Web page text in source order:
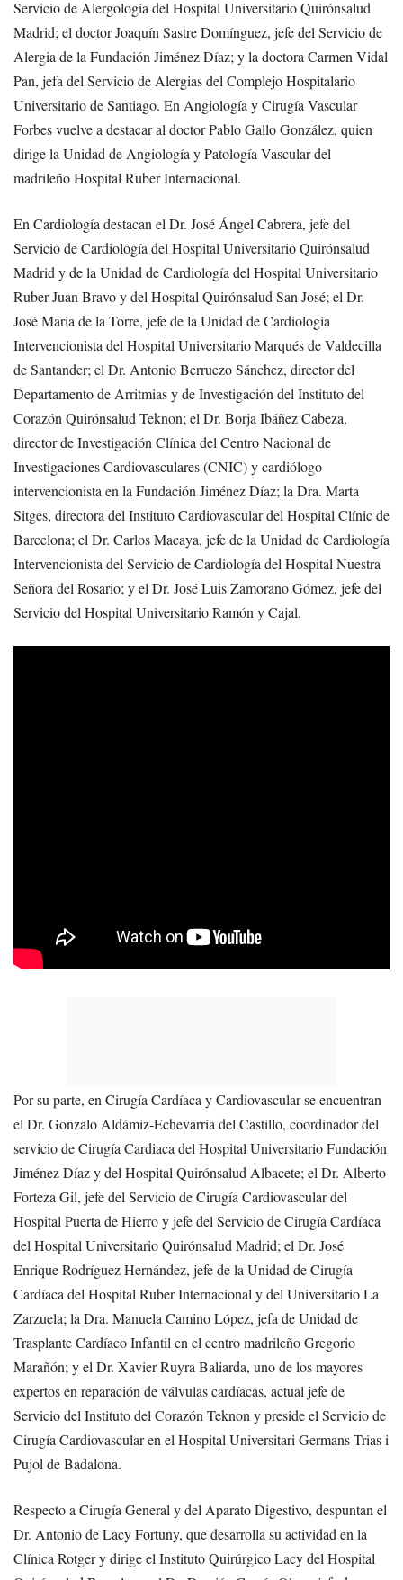
Servicio de Alergología del Hospital Universitario Quirónsalud
Madrid; el doctor Joaquín Sastre Domínguez, jefe del Servicio de
Alergia de la Fundación Jiménez Díaz; y la doctora Carmen Vidal
Pan, jefa del Servicio de Alergias del Complejo Hospitalario
Universitario de Santiago. En Angiología y Cirugía Vascular
Forbes vuelve a destacar al doctor Pablo Gallo González, quien
dirige la Unidad de Angiología y Patología Vascular del
madrileño Hospital Ruber Internacional.
En Cardiología destacan el Dr. José Ángel Cabrera, jefe del
Servicio de Cardiología del Hospital Universitario Quirónsalud
Madrid y de la Unidad de Cardiología del Hospital Universitario
Ruber Juan Bravo y del Hospital Quirónsalud San José; el Dr.
José María de la Torre, jefe de la Unidad de Cardiología
Intervencionista del Hospital Universitario Marqués de Valdecilla
de Santander; el Dr. Antonio Berruezo Sánchez, director del
Departamento de Arritmias y de Investigación del Instituto del
Corazón Quirónsalud Teknon; el Dr. Borja Ibáñez Cabeza,
director de Investigación Clínica del Centro Nacional de
Investigaciones Cardiovasculares (CNIC) y cardiólogo
intervencionista en la Fundación Jiménez Díaz; la Dra. Marta
Sitges, directora del Instituto Cardiovascular del Hospital Clínic de
Barcelona; el Dr. Carlos Macaya, jefe de la Unidad de Cardiología
Intervencionista del Servicio de Cardiología del Hospital Nuestra
Señora del Rosario; y el Dr. José Luis Zamorano Gómez, jefe del
Servicio del Hospital Universitario Ramón y Cajal.
Por su parte, en Cirugía Cardíaca y Cardiovascular se encuentran
el Dr. Gonzalo Aldámiz-Echevarría del Castillo, coordinador del
servicio de Cirugía Cardiaca del Hospital Universitario Fundación
Jiménez Díaz y del Hospital Quirónsalud Albacete; el Dr. Alberto
Forteza Gil, jefe del Servicio de Cirugía Cardiovascular del
Hospital Puerta de Hierro y jefe del Servicio de Cirugía Cardíaca
del Hospital Universitario Quirónsalud Madrid; el Dr. José
Enrique Rodríguez Hernández, jefe de la Unidad de Cirugía
Cardíaca del Hospital Ruber Internacional y del Universitario La
Zarzuela; la Dra. Manuela Camino López, jefa de Unidad de
Trasplante Cardíaco Infantil en el centro madrileño Gregorio
Marañón; y el Dr. Xavier Ruyra Baliarda, uno de los mayores
expertos en reparación de válvulas cardíacas, actual jefe de
Servicio del Instituto del Corazón Teknon y preside el Servicio de
Cirugía Cardiovascular en el Hospital Universitari Germans Trias i
Pujol de Badalona.
Respecto a Cirugía General y del Aparato Digestivo, despuntan el
Dr. Antonio de Lacy Fortuny, que desarrolla su actividad en la
Clínica Rotger y dirige el Instituto Quirúrgico Lacy del Hospital